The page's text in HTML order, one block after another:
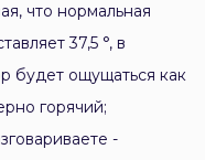
что нормальная
37,5 °, в
будет ощущаться как
горячий;
-